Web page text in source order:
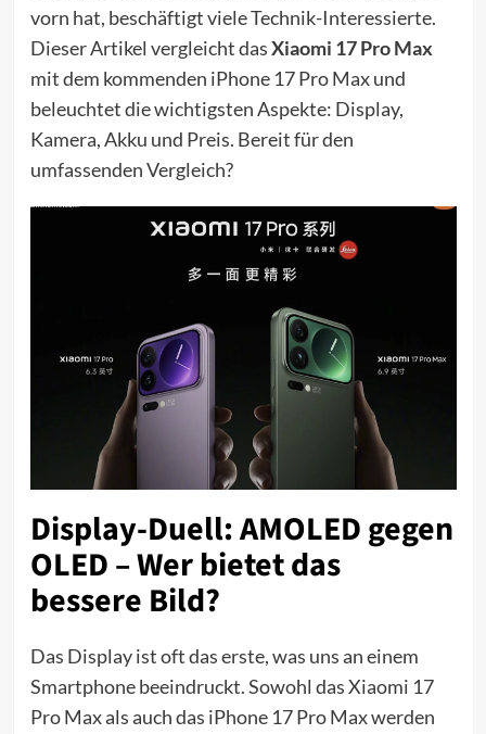
vorn hat, beschäftigt viele Technik-Interessierte.
Dieser Artikel vergleicht dasXiaomi 17 Pro Max
mit dem kommenden iPhone 17 Pro Max und
beleuchtet die wichtigsten Aspekte: Display,
Kamera, Akku und Preis. Bereit für den
umfassenden Vergleich?
Display-Duell: AMOLED gegen
OLED – Wer bietet das
bessere Bild?
Das Display ist oft das erste, was uns an einem
Smartphone beeindruckt. Sowohl das Xiaomi 17
Pro Max als auch das iPhone 17 Pro Max werden